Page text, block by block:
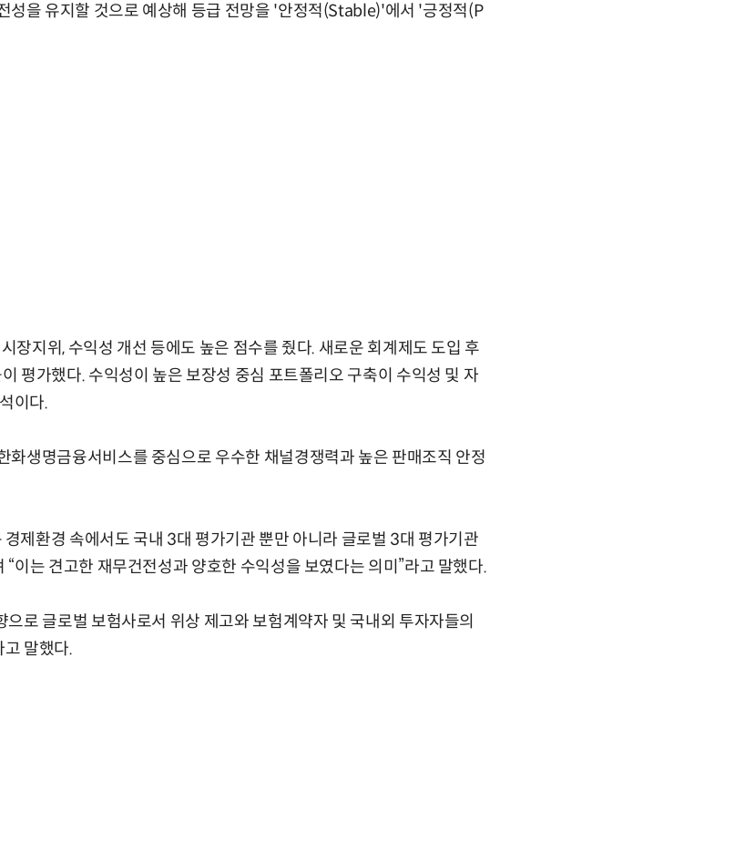
성을 유지할 것으로 예상해 등급 전망을 '안정적(Stable)'에서 '긍정적(P
장지위, 수익성 개선 등에도 높은 점수를 줬다. 새로운 회계제도 도입 후
평가했다. 수익성이 높은 보장성 중심 포트폴리오 구축이 수익성 및 자
이다.
화생명금융서비스를 중심으로 우수한 채널경쟁력과 높은 판매조직 안정
제환경 속에서도 국내 3대 평가기관 뿐만 아니라 글로벌 3대 평가기관
“이는 견고한 재무건전성과 양호한 수익성을 보였다는 의미”라고 말했다.
으로 글로벌 보험사로서 위상 제고와 보험계약자 및 국내외 투자자들의
고 말했다.